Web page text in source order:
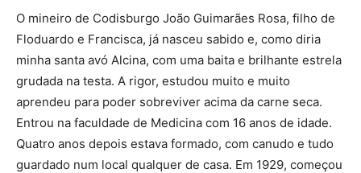
O mineiro de Codisburgo João Guimarães Rosa, filho de
Floduardo e Francisca, já nasceu sabido e, como diria
minha santa avó Alcina, com uma baita e brilhante estrela
grudada na testa. A rigor, estudou muito e muito
aprendeu para poder sobreviver acima da carne seca.
Entrou na faculdade de Medicina com 16 anos de idade.
Quatro anos depois estava formado, com canudo e tudo
guardado num local qualquer de casa. Em 1929, começou